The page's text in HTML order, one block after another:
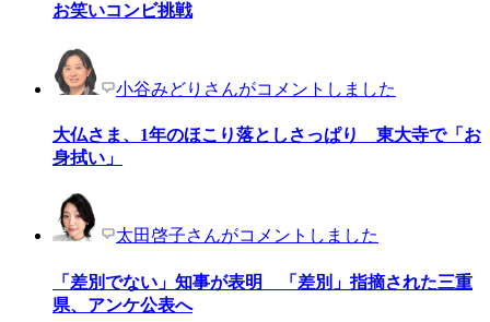
お笑いコンビ挑戦
小谷みどりさんがコメントしました
大仏さま、1年のほこり落としさっぱり 東大寺で「お
身拭い」
太田啓子さんがコメントしました
「差別でない」知事が表明 「差別」指摘された三重
県、アンケ公表へ